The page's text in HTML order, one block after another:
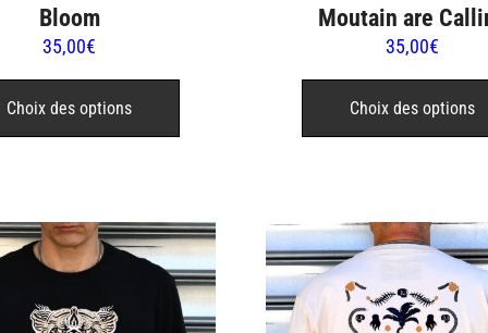
Bloom
35,00€
Choix des options
Ce
a
Les
options
peuvent
être
Moutain are
35,00€
Choix des options